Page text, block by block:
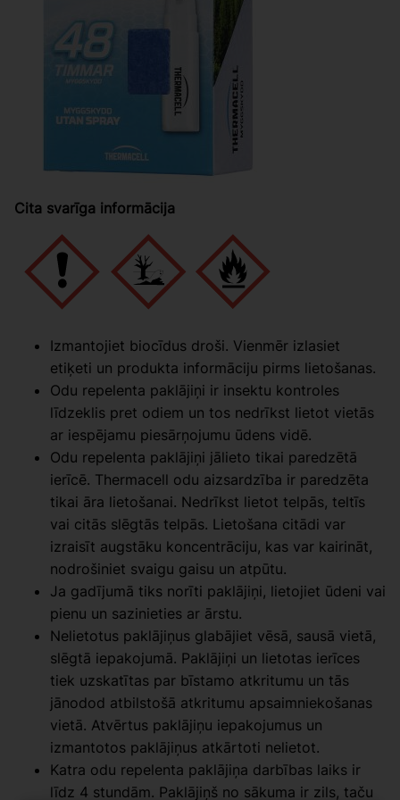
Cita svarīga informācija
Izmantojiet biocīdus droši. Vienmēr izlasiet
etiķeti un produkta informāciju pirms lietošanas.
Odu repelenta paklājiņi ir insektu kontroles
līdzeklis pret odiem un tos nedrīkst lietot vietās
ar iespējamu piesārņojumu ūdens vidē.
Odu repelenta paklājiņi jālieto tikai paredzētā
ierīcē. Thermacell odu aizsardzība ir paredzēta
tikai āra lietošanai. Nedrīkst lietot telpās, teltīs
vai citās slēgtās telpās. Lietošana citādi var
izraisīt augstāku koncentrāciju, kas var kairināt,
nodrošiniet svaigu gaisu un atpūtu.
Ja gadījumā tiks norīti paklājiņi, lietojiet ūdeni vai
pienu un sazinieties ar ārstu.
Nelietotus paklājiņus glabājiet vēsā, sausā vietā,
slēgtā iepakojumā. Paklājiņi un lietotas ierīces
tiek uzskatītas par bīstamo atkritumu un tās
jānodod atbilstošā atkritumu apsaimniekošanas
vietā. Atvērtus paklājiņu iepakojumus un
izmantotos paklājiņus atkārtoti nelietot.
Katra odu repelenta paklājiņa darbības laiks ir
līdz 4 stundām. Paklājiņš no sākuma ir zils, taču